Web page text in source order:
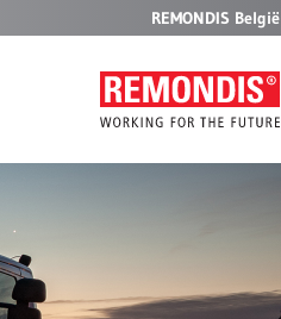
REMONDIS België